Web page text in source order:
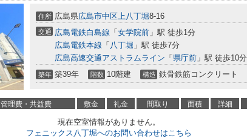
住所 広島県広島市中区上八丁堀8-16
交通 広島電鉄白島線 「 女学院前 」駅 徒歩1分
広島電鉄本線 「 八丁堀 」駅 徒歩7分
広島高速交通アストラムライン 「 県庁前 」駅 徒歩10分
築年 築39年 階数 10階建 構造 鉄骨鉄筋コンクリート
管理費・共益費 敷金 礼金 間取り 面積 詳細
現在空室情報がありません。
フェニックス八丁堀へのお問い合わせはこちら